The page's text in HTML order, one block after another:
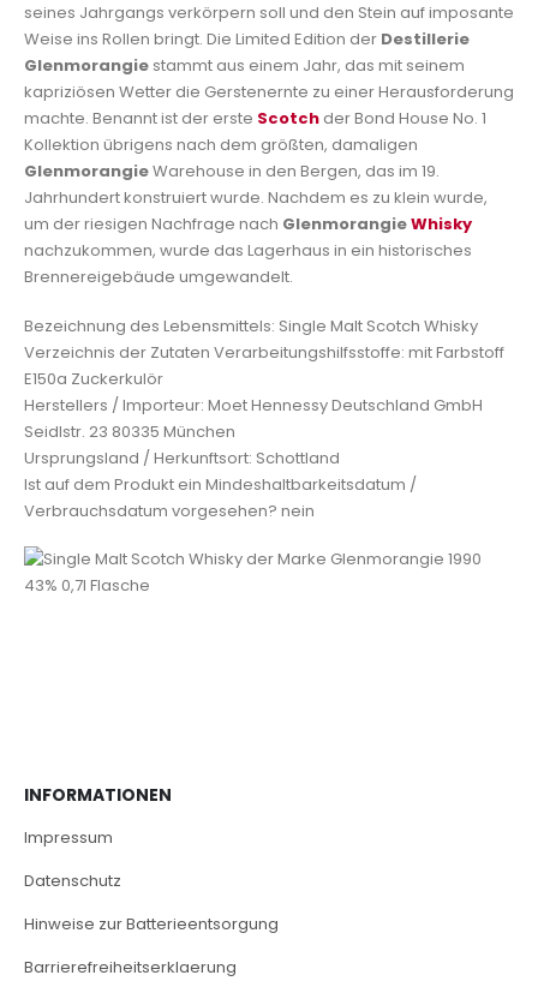
seines Jahrgangs verkörpern soll und den Stein auf imposante
Weise ins Rollen bringt. Die Limited Edition der Destillerie
Glenmorangie stammt aus einem Jahr, das mit seinem
kapriziösen Wetter die Gerstenernte zu einer Herausforderung
machte. Benannt ist der erste Scotch der Bond House No. 1
Kollektion übrigens nach dem größten, damaligen
GlenmorangieWarehouse in den Bergen, das im 19.
Jahrhundert konstruiert wurde. Nachdem es zu klein wurde,
um der riesigen Nachfrage nach GlenmorangieWhisky
nachzukommen, wurde das Lagerhaus in ein historisches
Brennereigebäude umgewandelt.
Bezeichnung des Lebensmittels: Single Malt Scotch Whisky
Verzeichnis der Zutaten Verarbeitungshilfsstoffe: mit Farbstoff
E150a Zuckerkulör
Herstellers / Importeur: Moet Hennessy Deutschland GmbH
Seidlstr. 23 80335 München
Ursprungsland / Herkunftsort: Schottland
Ist auf dem Produkt ein Mindeshaltbarkeitsdatum /
Verbrauchsdatum vorgesehen? nein
INFORMATIONEN
Impressum
Datenschutz
Hinweise zur Batterieentsorgung
Barrierefreiheitserklaerung